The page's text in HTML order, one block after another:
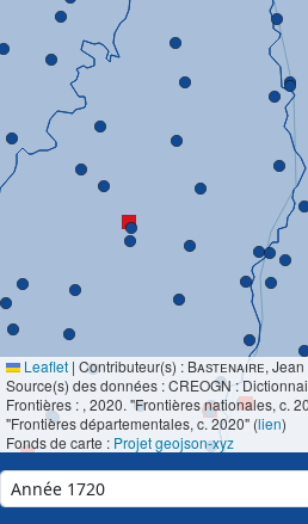
Leaflet | Contributeur(s) : Bastenaire, Jean
Source(s) des données : CREOGN :
Frontières : , 2020. "Frontières nationales, c.
"Frontières départementales, c. 2020" (lien)
Fonds de carte : Projet geojson-xyz